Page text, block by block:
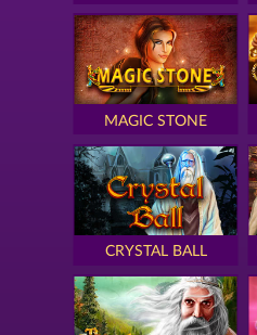
MAGIC STONE
CRYSTAL BALL